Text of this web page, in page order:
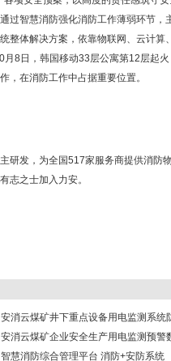
过智慧消防强化消防工作薄弱环节
整体解决方案，依靠物联网、云计
8日，韩国移动33层公寓第12层起
，在消防工作中占据重要位置。
研发，为全国517家服务商提供消
志之士加入力安。
安消云煤矿井下重点设备用电监测系统
安消云煤矿企业安全生产用电监测预警
智慧消防综合管理平台 消防+安防系统